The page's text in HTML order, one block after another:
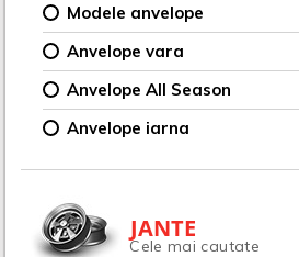
Modele anvelope
Anvelope vara
Anvelope All Season
Anvelope iarna
JANTE
Cele mai cautate